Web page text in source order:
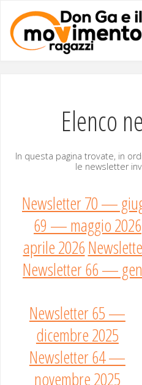
contenuto
Elenco
In ques­ta pag­i­na trovate, in
le newslet­ter
Newsletter 70 —
69 — maggio 2026
aprile 2026
Newsletter 66 —
Newsletter 65 —
dicembre 2025
Newsletter 64 —
novembre 2025